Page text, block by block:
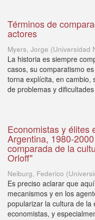
Términos de
actores
Myers, Jorge (Universidad
La historia es siempre
casos, su comparatismo
torna explícita, en cambio,
de problemas y
Economistas y élites
Argentina, 1980-
comparada de la
Orloff"
Neiburg, Federico (
Es preciso aclarar que
mecanismos y en los
popularizar la cultura de
economistas, y